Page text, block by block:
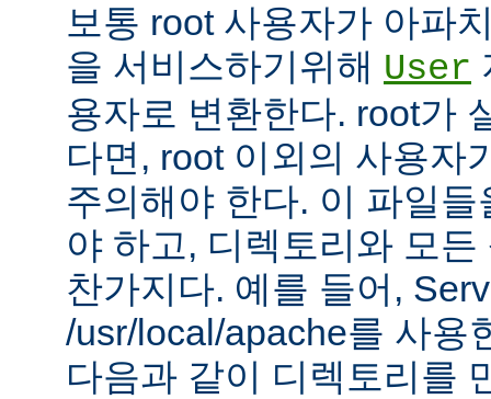
보통 root 사용자가 아파
을 서비스하기위해 User
용자로 변환한다. root가
다면, root 이외의 사용자
주의해야 한다. 이 파일
야 하고, 디렉토리와 모
찬가지다. 예를 들어,
/usr/local/apache를 사용
다음과 같이 디렉토리를